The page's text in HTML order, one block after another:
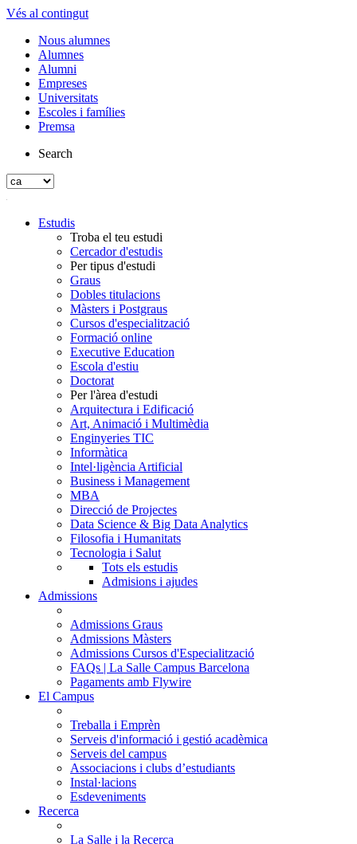
Vés al contingut
Nous alumnes
Alumnes
Alumni
Empreses
Universitats
Escoles i famílies
Premsa
Search
Estudis
Troba el teu estudi
Cercador d'estudis
Per tipus d'estudi
Graus
Dobles titulacions
Màsters i Postgraus
Cursos d'especialització
Formació online
Executive Education
Escola d'estiu
Doctorat
Per l'àrea d'estudi
Arquitectura i Edificació
Art, Animació i Multimèdia
Enginyeries TIC
Informàtica
Intel·ligència Artificial
Business i Management
MBA
Direcció de Projectes
Data Science & Big Data Analytics
Filosofia i Humanitats
Tecnologia i Salut
Tots els estudis
Admisions i ajudes
Admissions
Admissions Graus
Admissions Màsters
Admissions Cursos d'Especialització
FAQs | La Salle Campus Barcelona
Pagaments amb Flywire
El Campus
Treballa i Emprèn
Serveis d'informació i gestió acadèmica
Serveis del campus
Associacions i clubs d’estudiants
Instal·lacions
Esdeveniments
Recerca
La Salle i la Recerca